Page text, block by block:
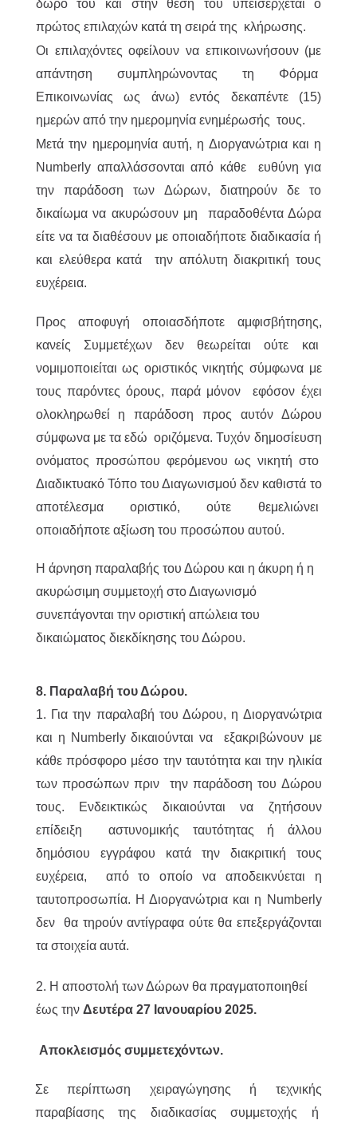
δώρο του και στην θέση του υπεισέρχεται ο
πρώτος επιλαχών κατά τη σειρά της κλήρωσης.
Οι επιλαχόντες οφείλουν να επικοινωνήσουν (με
απάντηση συμπληρώνοντας τη Φόρμα
Επικοινωνίας ως άνω) εντός δεκαπέντε (15)
ημερών από την ημερομηνία ενημέρωσής τους.
Μετά την ημερομηνία αυτή, η Διοργανώτρια και η
Numberly απαλλάσσονται από κάθε ευθύνη για
την παράδοση των Δώρων, διατηρούν δε το
δικαίωμα να ακυρώσουν μη παραδοθέντα Δώρα
είτε να τα διαθέσουν με οποιαδήποτε διαδικασία ή
και ελεύθερα κατά την απόλυτη διακριτική τους
ευχέρεια.
Προς αποφυγή οποιασδήποτε αμφισβήτησης,
κανείς Συμμετέχων δεν θεωρείται ούτε και
νομιμοποιείται ως οριστικός νικητής σύμφωνα με
τους παρόντες όρους, παρά μόνον εφόσον έχει
ολοκληρωθεί η παράδοση προς αυτόν Δώρου
σύμφωνα με τα εδώ οριζόμενα. Τυχόν δημοσίευση
ονόματος προσώπου φερόμενου ως νικητή στο
Διαδικτυακό Τόπο του Διαγωνισμού δεν καθιστά το
αποτέλεσμα οριστικό, ούτε θεμελιώνει
οποιαδήποτε αξίωση του προσώπου αυτού.
Η άρνηση παραλαβής του Δώρου και η άκυρη ή η
ακυρώσιμη συμμετοχή στο Διαγωνισμό
συνεπάγονται την οριστική απώλεια του
δικαιώματος διεκδίκησης του Δώρου.
8. Παραλαβή του Δώρου.
1. Για την παραλαβή του Δώρου, η Διοργανώτρια
και η Numberly δικαιούνται να εξακριβώνουν με
κάθε πρόσφορο μέσο την ταυτότητα και την ηλικία
των προσώπων πριν την παράδοση του Δώρου
τους. Ενδεικτικώς δικαιούνται να ζητήσουν
επίδειξη αστυνομικής ταυτότητας ή άλλου
δημόσιου εγγράφου κατά την διακριτική τους
ευχέρεια, από το οποίο να αποδεικνύεται η
ταυτοπροσωπία. Η Διοργανώτρια και η Numberly
δεν θα τηρούν αντίγραφα ούτε θα επεξεργάζονται
τα στοιχεία αυτά.
2. H αποστολή των Δώρων θα πραγματοποιηθεί
έως τηνΔευτέρα 27 Ιανουαρίου 2025.
Αποκλεισμός συμμετεχόντων.
Σε περίπτωση χειραγώγησης ή τεχνικής
παραβίασης της διαδικασίας συμμετοχής ή